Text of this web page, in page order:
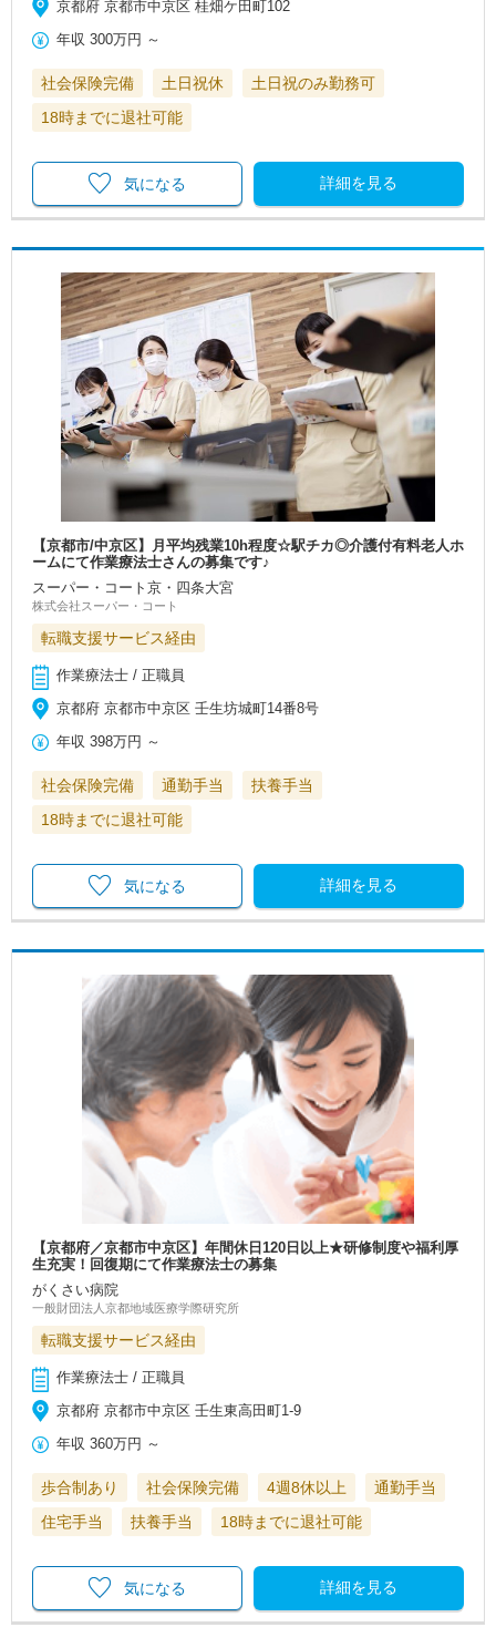
京都府 京都市中京区 桂畑ケ田町102
年収 300万円 ～
社会保険完備 土日祝休
土日祝のみ勤務可
18時までに退社可能
詳細を見る
気になる
【京都市/中京区】月平均残業10h程度☆駅チカ◎介護付有料老人ホ
ームにて作業療法士さんの募集です♪
スーパー・コート京・四条大宮
株式会社スーパー・コート
転職支援サービス経由
作業療法士 / 正職員
京都府 京都市中京区 壬生坊城町14番8号
年収 398万円 ～
社会保険完備 通勤手当
扶養手当
18時までに退社可能
詳細を見る
気になる
【京都府／京都市中京区】年間休日120日以上★研修制度や福利厚
生充実！回復期にて作業療法士の募集
がくさい病院
一般財団法人京都地域医療学際研究所
転職支援サービス経由
作業療法士 / 正職員
京都府 京都市中京区 壬生東高田町1-9
年収 360万円 ～
歩合制あり 社会保険完備 4週8休以上
通勤手当
住宅手当
扶養手当 18時までに退社可能
詳細を見る
気になる